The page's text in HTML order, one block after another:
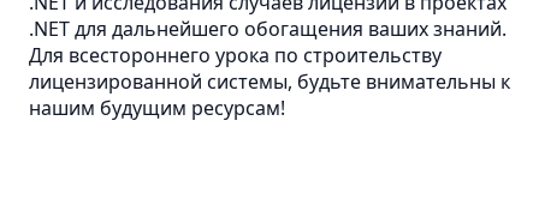
.NET для дальнейшего обогащения ваших знаний.
Для всестороннего урока по строительству
лицензированной системы, будьте внимательны к
нашим будущим ресурсам!